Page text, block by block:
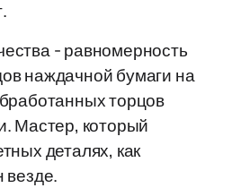
- равномерность
наждачной бумаги на
торцов
Мастер, который
деталях, как
везде.